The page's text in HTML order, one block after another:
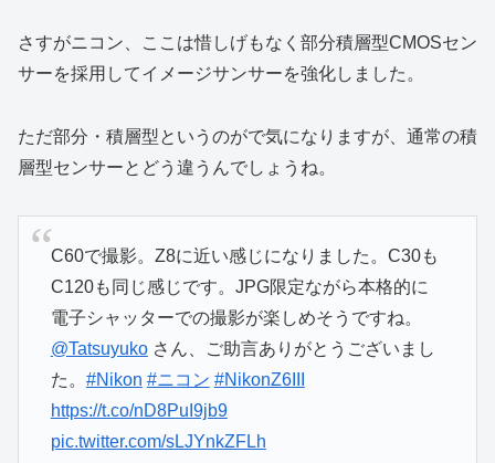
さすがニコン、ここは惜しげもなく部分積層型CMOSセン
サーを採用してイメージサンサーを強化しました。
ただ部分・積層型というのがで気になりますが、通常の積
層型センサーとどう違うんでしょうね。
C60で撮影。Z8に近い感じになりました。C30も
C120も同じ感じです。JPG限定ながら本格的に
電子シャッターでの撮影が楽しめそうですね。
@Tatsuyukoさん、ご助言ありがとうございまし
た。 #Nikon #ニコン #NikonZ6III
https://t.co/nD8PuI9jb9
pic.twitter.com/sLJYnkZFLh